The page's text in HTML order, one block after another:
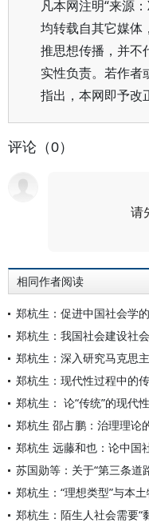
凡本网注明“来源
均转载自其它媒体
推思想传播，并不
实性负责。若作者
指出，本网即予改
评论（0）
请
相同作者阅读
郑杭生：促进中国社会学
郑杭生：我国社会建设社
郑杭生：深入研究马克思
郑杭生：现代性过程中的
郑杭生： 论“传统”的现
郑杭生 邵占鹏：治理理
郑杭生 远藤和也：论中国
苏国勋等：关于“第三条道
郑杭生：“理想类型”与本
郑杭生：陌生人社会需要“